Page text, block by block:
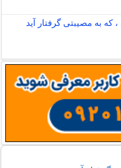
که به مصیبتی گرفتار آید